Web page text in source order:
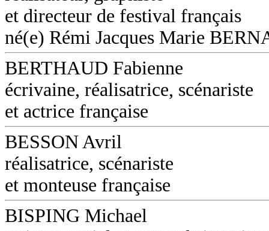
et directeur de festival français
né(e) Rémi Jacques Marie
BERTHAUD Fabienne
écrivaine, réalisatrice, scénariste
et actrice française
BESSON Avril
réalisatrice, scénariste
et monteuse française
BISPING Michael